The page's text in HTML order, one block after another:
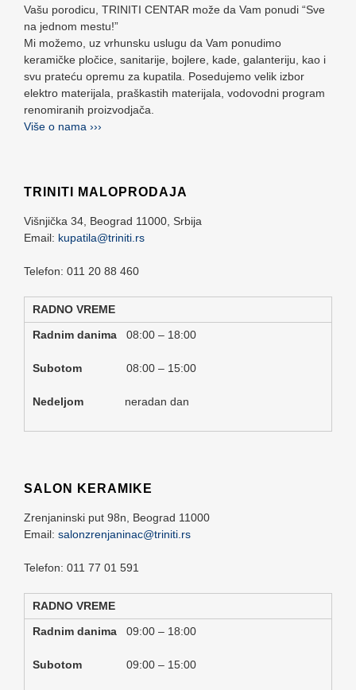
Vašu porodicu, TRINITI CENTAR može da Vam ponudi “Sve
na jednom mestu!”
Mi možemo, uz vrhunsku uslugu da Vam ponudimo
keramičke pločice, sanitarije, bojlere, kade, galanteriju, kao i
svu prateću opremu za kupatila. Posedujemo velik izbor
elektro materijala, praškastih materijala, vodovodni program
renomiranih proizvodjača.
Više o nama ›››
TRINITI MALOPRODAJA
Višnjička 34, Beograd 11000, Srbija
Email: kupatila@triniti.rs
Telefon: 011 20 88 460
RADNO VREME
Radnim danima 08:00 – 18:00
Subotom 08:00 – 15:00
Nedeljom neradan dan
SALON KERAMIKE
Zrenjaninski put 98n, Beograd 11000
Email: salonzrenjaninac@triniti.rs
Telefon: 011 77 01 591
RADNO VREME
Radnim danima 09:00 – 18:00
Subotom 09:00 – 15:00